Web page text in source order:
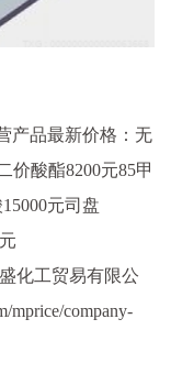
产品最新价格：无
价酸酯8200元85甲
元司盘
化工贸易有限公
mprice/company-